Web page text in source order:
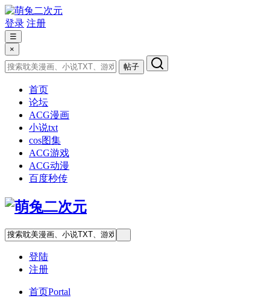
登录 注册
☰
×
帖子
首页
论坛
ACG漫画
小说txt
cos图集
ACG游戏
ACG动漫
百度秒传
登陆
注册
首页Portal